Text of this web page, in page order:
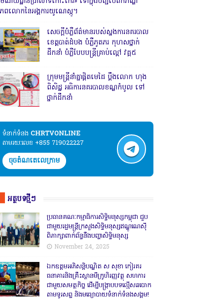
ពលោកនៃអង្គការយូណេស្កូ។
សេចក្តីបំភ្លឺព័ត៌មានរបស់ស្នងការនគរបាល
ខេត្តបាត់ដំបង បំភ្លឺភូតភរ កុហសថ្នាក់
ដឹកនាំ បំភ្លឺបែបបន្ត្រីគ្រាប់ល្ពៅ វគ្គ៥
ក្រុមមន្ត្រីនាំគ្នាផ្ដិតមេដៃ ប្ដឹងលោក ហុង
ពិសិដ្ឋ អធិការនគរបាលខណ្ឌកំបូល ទៅ
ថ្នាក់ដឹកនាំ
ទំនាក់ទំនង​​ CHRTVONLINE
តាមរយៈលេខ +855 719022227
ចុចតំណតេលេក្រាម
អត្ថបទថ្មីៗ
ប្រធានគណៈកម្មាធិការសិទ្ធិមនុស្សកម្ពុជា ជួប
ជាមួយរដ្ឋមន្ត្រីក្រសួងសិទ្ធិមនុស្សឥណ្ឌូណេស៊ី
ពិភាក្សាពាក់ព័ន្ធនឹងបញ្ហាសិទ្ធិមនុស្ស
November 24, 2025
ឯកឧត្តមអភិសន្តិបណ្ឌិត ស សុខា កៀរគរ
ធនាគារនិងគ្រឹះស្ថានមីក្រូហិរញ្ញវត្ថុ សហការ
ជាមួយសមត្ថកិច្ច ដើម្បីបង្ក្រាបបទល្មើសឆបោក
តាមទូរសព្ទ និងមធ្យោបាយទំនាក់ទំនងសង្គម!